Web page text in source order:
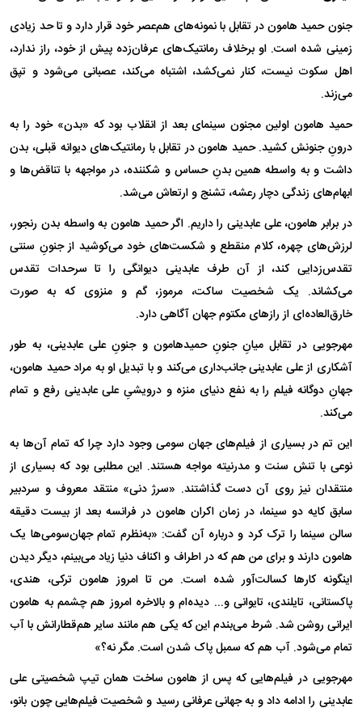
جنون حمید هامون در تقابل با نمونه‌های هم‌عصر خود قرار دارد و تا حد زیادی
زمینی شده است. او برخلاف رمانتیک‌های عرفان‌زده پیش از خود، راز ندارد،
اهل سکوت نیست، کنار نمی‌کشد، اشتباه می‌کند، عصبانی می‌شود و تپق
می‌زند.
حمید هامون اولین مجنون سینمای بعد از انقلاب بود که «بدن» خود را به
درونِ جنونش کشید. حمید هامون در تقابل با رمانتیک‌های دیوانه قبلی، بدن
داشت و به واسطه همین بدنِ حساس و شکننده، در مواجهه با تناقض‌ها و
ابهام‌های زندگی دچار رعشه، تشنج و ارتعاش می‌شد.
در برابر هامون، علی عابدینی را داریم. اگر حمید هامون به واسطه بدن رنجور،
لرزش‌های چهره، کلام منقطع و شکست‌های خود می‌کوشید از جنونِ سنتی
تقدس‌زدایی کند، از آن طرف عابدینی دیوانگی را تا سرحدات تقدس
می‌کشاند. یک شخصیت ساکت، مرموز، گم و منزوی که به صورت
خارق‌العاده‌ای از راز‌های مکتوم جهان آگاهی دارد.
مهرجویی در تقابل میانِ جنونِ حمیدهامون و جنونِ علی عابدینی، به طور
آشکاری از علی عابدینی جانب‌داری می‌کند و با تبدیل او به مراد حمید هامون،
جهانِ دوگانه فیلم را به نفع دنیای منزه و درویشیِ علی عابدینی رفع و تمام
می‌کند.
این تم در بسیاری از فیلم‌های جهان سومی وجود دارد چرا که تمام آن‌ها به
نوعی با تنش سنت و مدرنیته مواجه هستند. این مطلبی بود که بسیاری از
منتقدان نیز روی آن دست گذاشتند. «سرژ دنی» منتقد معروف و سردبیر
سابق کایه دو سینما، در زمان اکران هامون در فرانسه بعد از بیست دقیقه
سالن سینما را ترک کرد و درباره آن گفت: «به‌نظرم تمام جهان‌سومی‌ها یک
هامون دارند و برای من هم که در اطراف و اکناف دنیا زیاد می‌بینم، دیگر دیدن
اینگونه کار‌ها کسالت‌آور شده است. من تا امروز هامون ترکی، هندی،
پاکستانی، تایلندی، تایوانی و... دیده‌ام و بالاخره امروز هم چشمم به هامون
ایرانی روشن شد. شرط می‌بندم این که یکی هم مانند سایر هم‌قطارانش با آب
تمام می‌شود. آب هم که سمبل پاک شدن است. مگر نه؟»
مهرجویی در فیلم‌هایی که پس از هامون ساخت همان تیپ شخصیتی علی
عابدینی را ادامه داد و به جهانی عرفانی رسید و شخصیت فیلم‌هایی چون بانو،